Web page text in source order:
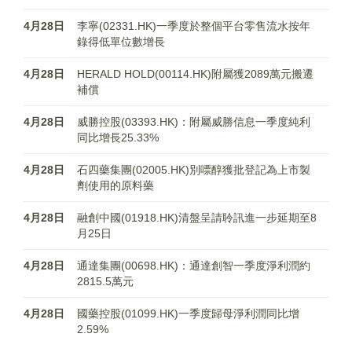
4月28日
李寧(02331.HK)一季度於整個平台零售流水按年
錄得低單位數增長
4月28日
HERALD HOLD(00114.HK)附屬獲2089萬元搬遷
補償
4月28日
威勝控股(03393.HK)：附屬威勝信息一季度純利
同比增長25.33%
4月28日
石四藥集團(02005.HK)別嘌醇獲批登記為上市製
劑使用的原料藥
4月28日
融創中國(01918.HK)清盤呈請聆訊進一步延期至8
月25日
4月28日
通達集團(00698.HK)：通達創智一季度淨利潤約
2815.5萬元
4月28日
國藥控股(01099.HK)一季度歸母淨利潤同比增
2.59%